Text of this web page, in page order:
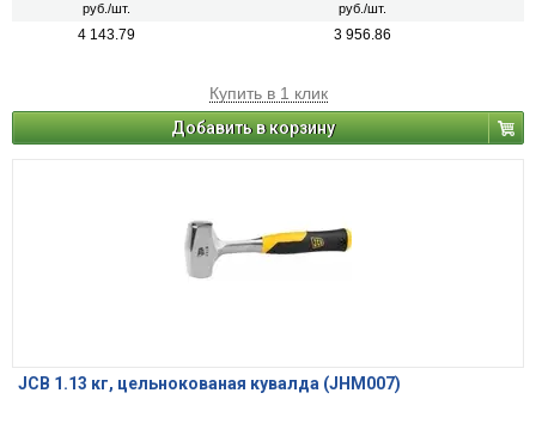
руб./шт. руб./шт.
4 143.79 3 956.86
Купить в 1 клик
Добавить в корзину
JCB 1.13 кг, цельнокованая кувалда (JHM007)